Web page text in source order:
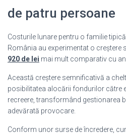
de patru persoane
Costurile lunare pentru o familie
România au experimentat o creștere
920 de lei mai mult comparativ cu
Această creștere semnificativă a
posibilitatea alocării fondurilor către
recreere, transformând gestionarea
adevărată provocare.
Conform unor surse de încredere,